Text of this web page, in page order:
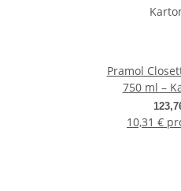
Pramol
750 ml –
10,31 €